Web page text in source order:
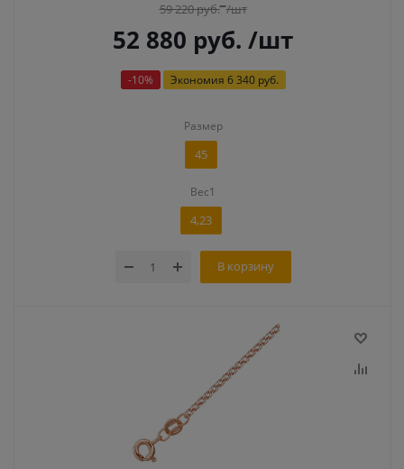
59 220руб. /шт
52 880 руб. /шт
-10% Экономия 6 340 руб.
Размер
45
Вес1
4,23
В корзину